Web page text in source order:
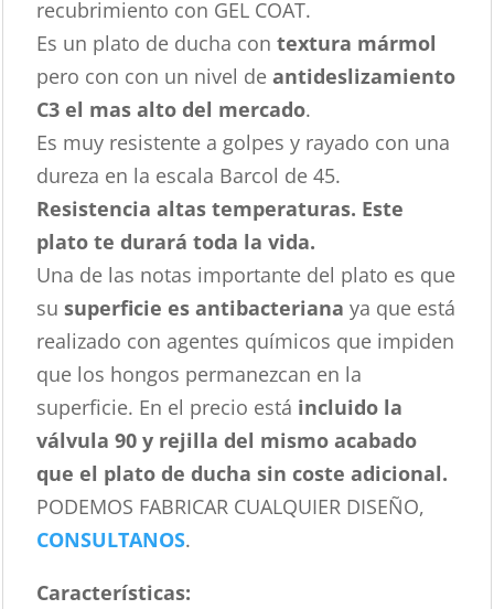
recubrimiento con GEL COAT.
Es un plato de ducha con textura mármol
pero con con un nivel deantideslizamiento
C3 el mas alto del mercado.
Es muy resistente a golpes y rayado con una
dureza en la escala Barcol de 45.
Resistencia altas temperaturas. Este
plato te durará toda la vida.
Una de las notas importante del plato es que
susuperficie es antibacterianaya que está
realizado con agentes químicos que impiden
que los hongos permanezcan en la
superficie. En el precio está incluido la
válvula 90 y rejilla del mismo acabado
que el plato de ducha sin coste adicional.
PODEMOS FABRICAR CUALQUIER DISEÑO,
CONSULTANOS.
Características: